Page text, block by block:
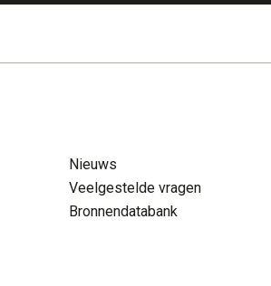
Supra menu
Contact FAQ
Nieuws
Veelgestelde vragen
Bronnendatabank